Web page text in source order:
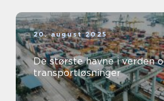
20. august 2025
De største havne i verden
transportløsninger